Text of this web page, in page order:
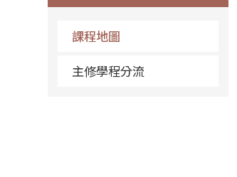
課程地圖
主修學程分流